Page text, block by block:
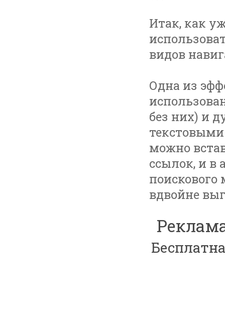
Итак, как
видов
Одна из
без них) и
можно
ссылок, и в
вдвойне